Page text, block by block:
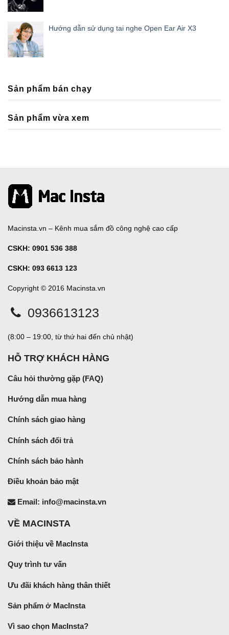
Hướng dẫn sử dụng tai nghe Open Ear Air X3
Sản phẩm bán chạy
Sản phẩm vừa xem
Macinsta.vn – Kênh mua sắm đồ công nghệ cao cấp
CSKH: 0901 536 388
CSKH: 093 6613 123
Copyright © 2016 Macinsta.vn
0936613123
(8:00 – 19:00, từ thứ hai đến chủ nhật)
HỖ TRỢ KHÁCH HÀNG
Câu hỏi thường gặp (FAQ)
Hướng dẫn mua hàng
Chính sách giao hàng
Chính sách đổi trả
Chính sách bảo hành
Điều khoản bảo mật
Email: info@macinsta.vn
VỀ MACINSTA
Giới thiệu về MacInsta
Quy trình tư vấn
Ưu đãi khách hàng thân thiết
Sản phẩm ở MacInsta
Vì sao chọn MacInsta?